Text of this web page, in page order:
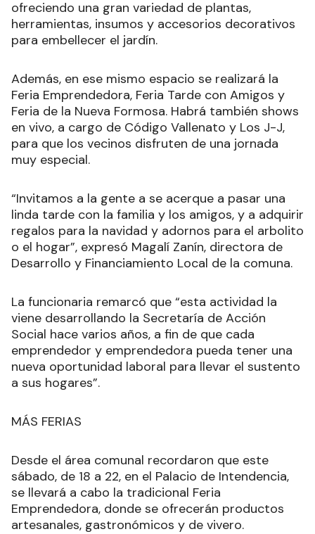
ofreciendo una gran variedad de plantas,
herramientas, insumos y accesorios decorativos
para embellecer el jardín.
Además, en ese mismo espacio se realizará la
Feria Emprendedora, Feria Tarde con Amigos y
Feria de la Nueva Formosa. Habrá también shows
en vivo, a cargo de Código Vallenato y Los J-J,
para que los vecinos disfruten de una jornada
muy especial.
“Invitamos a la gente a se acerque a pasar una
linda tarde con la familia y los amigos, y a adquirir
regalos para la navidad y adornos para el arbolito
o el hogar”, expresó Magalí Zanín, directora de
Desarrollo y Financiamiento Local de la comuna.
La funcionaria remarcó que “esta actividad la
viene desarrollando la Secretaría de Acción
Social hace varios años, a fin de que cada
emprendedor y emprendedora pueda tener una
nueva oportunidad laboral para llevar el sustento
a sus hogares”.
MÁS FERIAS
Desde el área comunal recordaron que este
sábado, de 18 a 22, en el Palacio de Intendencia,
se llevará a cabo la tradicional Feria
Emprendedora, donde se ofrecerán productos
artesanales, gastronómicos y de vivero.